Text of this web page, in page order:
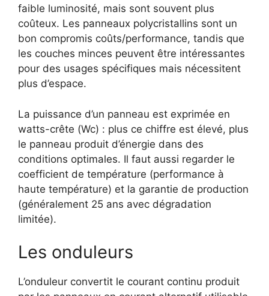
faible luminosité, mais sont souvent plus
coûteux. Les panneaux polycristallins sont un
bon compromis coûts/performance, tandis que
les couches minces peuvent être intéressantes
pour des usages spécifiques mais nécessitent
plus d’espace.
La puissance d’un panneau est exprimée en
watts-crête (Wc) : plus ce chiffre est élevé, plus
le panneau produit d’énergie dans des
conditions optimales. Il faut aussi regarder le
coefficient de température (performance à
haute température) et la garantie de production
(généralement 25 ans avec dégradation
limitée).
Les onduleurs
L’onduleur convertit le courant continu produit